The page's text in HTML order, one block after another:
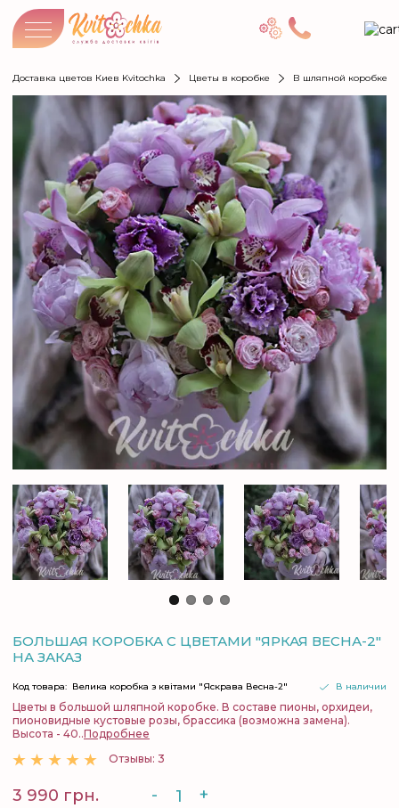
Доставка цветов Киев Kvitochka Цветы в коробке В шляпной коробке
БОЛЬШАЯ КОРОБКА С ЦВЕТАМИ "ЯРКАЯ ВЕСНА-2"
НА ЗАКАЗ
В наличии
Код товара: Велика коробка з квітами "Яскрава Весна-2"
Цветы в большой шляпной коробке. В составе пионы, орхидеи,
пионовидные кустовые розы, брассика (возможна замена).
Высота - 40..Подробнее
Отзывы: 3
3 990 грн. - +